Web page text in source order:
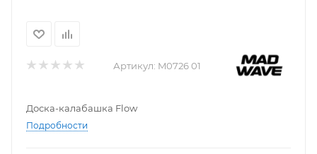
Артикул: M0726 01
Доска-калабашка Flow
Подробности